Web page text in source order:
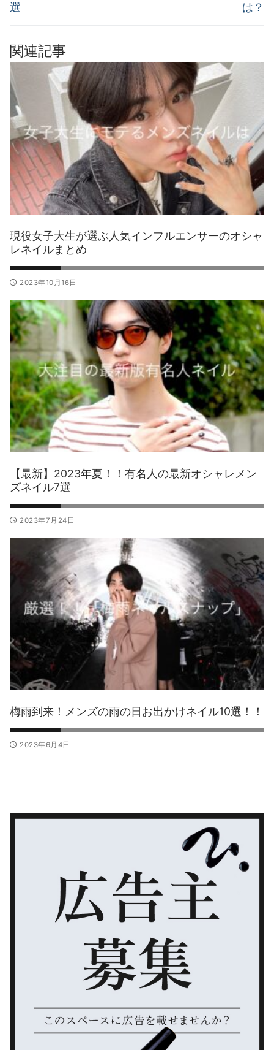
ビ
ー
シ
ョ
ン
選 は？
関連記事
現役女子大生が選ぶ人気インフルエンサーのオシャ
レネイルまとめ
2023年10月16日
【最新】2023年夏！！有名人の最新オシャレメン
ズネイル7選
2023年7月24日
梅雨到来！メンズの雨の日お出かけネイル10選！！
2023年6月4日